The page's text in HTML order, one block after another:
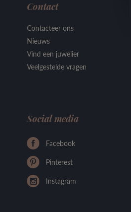
Contact
Contacteer ons
Nieuws
Vind een juwelier
Veelgestelde vragen
Social media
Facebook
Pinterest
Instagram